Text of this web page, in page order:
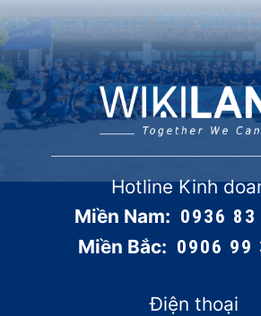
Hotline Kinh
Miền Nam: 0936 83
Miền Bắc: 0906 99
Điện thoại